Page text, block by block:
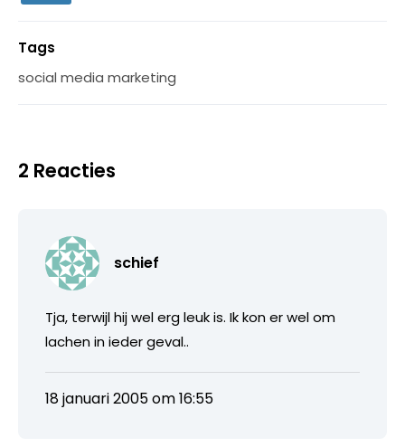
Tags
social media marketing
2 Reacties
schief
Tja, terwijl hij wel erg leuk is. Ik kon er wel om
lachen in ieder geval..
18 januari 2005 om 16:55